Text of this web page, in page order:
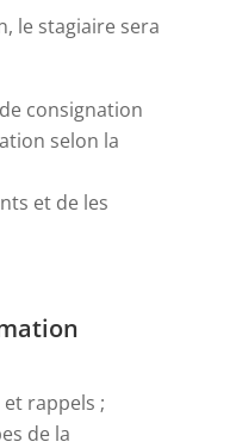
le stagiaire sera
consignation
selon la
et de les
et rappels ;
de la